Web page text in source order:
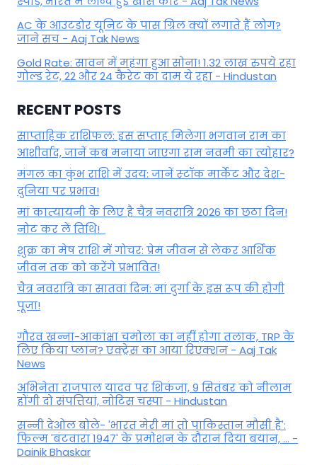
AC के आउटडोर यूनिट के पास ग्रिल क्यों लगाते हैं लोग?
जाने सच - Aaj Tak News
Gold Rate: सावन में महंगा हुआ सोना! 1.32 लाख रुपये रहा
गोल्ड रेट, 22 और 24 कैरेट का दाम ये रहा - Hindustan
RECENT POSTS
साप्ताहिक राशिफल: इस सप्ताह मिलेगा भगवान राम का
आशीर्वाद, जानें कब मनाया जाएगा राम नवमी का त्योहार?
मंगल का कुंभ राशि में उदय: जानें स्‍टॉक मार्केट और देश-
दुनिया पर प्रभाव!
मां कात्‍यायनी के लिए है चैत्र नवरात्रि 2026 का छठा दिन!
नोट कर लें तिथि!
शुक्र का मेष राशि में गोचर: प्रेम जीवन से लेकर आर्थिक
जीवन तक को करेंगे प्रभावित!
चैत्र नवरात्रि का सातवां दिन: मां दुर्गा के इस रूप की होगी
पूजा!
गौरव खन्ना-आकांक्षा चमोला का नहीं होगा तलाक, TRP के
लिए किया प्लान? एक्ट्रेस का आया रिएक्शन - Aaj Tak
News
अभिनेता राजपाल यादव पर शिकंजा, 9 सितंबर को नीलाम
होंगी दो संपत्तियां, नोटिस चस्पा - Hindustan
सन्नी देओल बोले- 'भारत मेरी मां तो पाकिस्तान मौसी है':
फिल्म 'बंटवारा 1947' के प्रमोशन के दौरान दिया बयान, ... -
Dainik Bhaskar